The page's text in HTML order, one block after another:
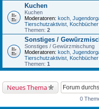
Kuchen
Kuchen
Moderatoren: koch,
Tierschutzaktivist,
Themen: 2
Sonstiges /
Sonstiges / Gewürzmischung
Moderatoren: koch,
Tierschutzaktivist,
Themen: 1
Neues Thema
0